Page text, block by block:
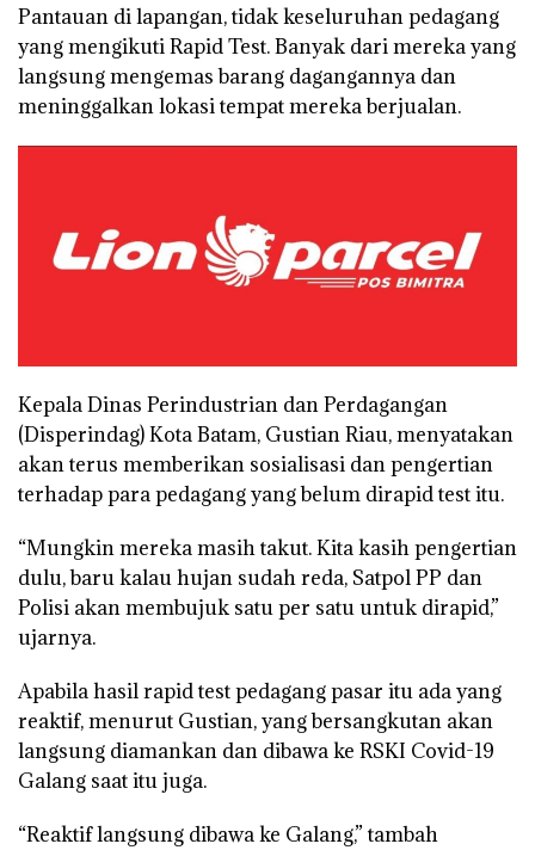
Pantauan di lapangan, tidak keseluruhan pedagang
yang mengikuti Rapid Test. Banyak dari mereka yang
langsung mengemas barang dagangannya dan
meninggalkan lokasi tempat mereka berjualan.
Kepala Dinas Perindustrian dan Perdagangan
(Disperindag) Kota Batam, Gustian Riau, menyatakan
akan terus memberikan sosialisasi dan pengertian
terhadap para pedagang yang belum dirapid test itu.
“Mungkin mereka masih takut. Kita kasih pengertian
dulu, baru kalau hujan sudah reda, Satpol PP dan
Polisi akan membujuk satu per satu untuk dirapid,”
ujarnya.
Apabila hasil rapid test pedagang pasar itu ada yang
reaktif, menurut Gustian, yang bersangkutan akan
langsung diamankan dan dibawa ke RSKI Covid-19
Galang saat itu juga.
“Reaktif langsung dibawa ke Galang,” tambah